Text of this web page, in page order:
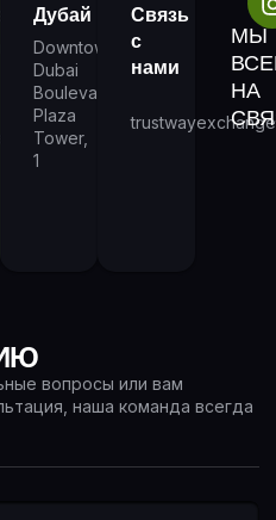
Дубай
Downtown
Dubai
Boulevard
Plaza
Tower,
1
Связь
с
нами
МЫ
НА
вопросы или вам
наша команда всегда